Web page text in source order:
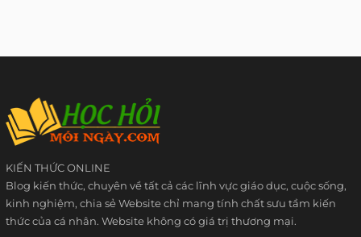
KIẾN THỨC ONLINE
Blog kiến thức, chuyên về tất cả các lĩnh vực giáo dục, cuộc sống,
kinh nghiệm, chia sẻ Website chỉ mang tính chất sưu tầm kiến
thức của cá nhân. Website không có giá trị thương mại.